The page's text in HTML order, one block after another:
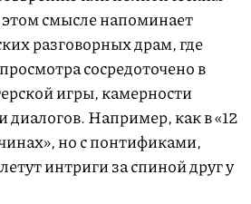
смысле напоминает
разговорных драм, где
сосредоточено в
игры, камерности
диалогов. Например, как в «12
но с понтификами,
интриги за спиной друг у